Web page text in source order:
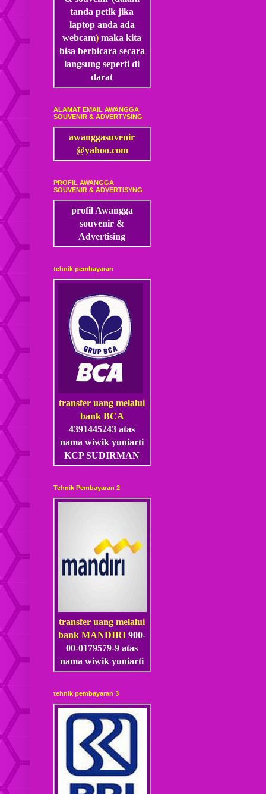
tanda petik jika
laptop anda ada
webcam)maka kita
bisa berbicara secara
langsung seperti di
darat
ALAMAT EMAIL AWANGGA
SOUVENIR & ADVERTYSING
awanggasuvenir
@yahoo.com
PROFIL AWANGGA
SOUVENIR & ADVERTISYNG
profil Awangga
souvenir &
Advertising
tehnik pembayaran
transfer uang melalui
bank BCA
4391445243 atas
nama wiwik yuniarti
KCP SUDIRMAN
Tehnik Pembayaran 2
transfer uang melalui
bank MANDIRI900-
00-0179579-9 atas
nama wiwik yuniarti
tehnik pembayaran 3